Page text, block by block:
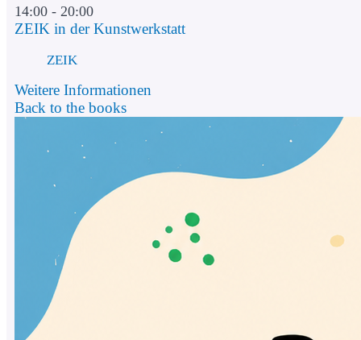
14:00 - 20:00
ZEIK in der Kunstwerkstatt
ZEIK
Weitere Informationen
Back to the books